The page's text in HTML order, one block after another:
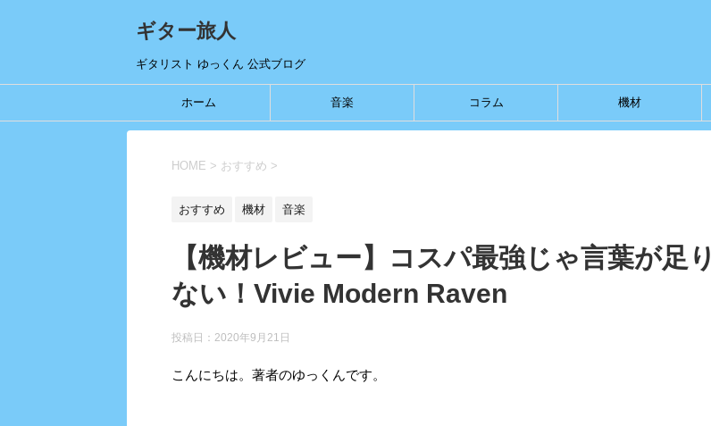
ギター旅人
ギタリスト ゆっくん 公式ブログ
ホーム 音楽 コラム 機材
HOME > おすすめ >
おすすめ 機材 音楽
【機材レビュー】コスパ最強じゃ言葉が足り
ない！Vivie Modern Raven
投稿日： 2020年9月21日
こんにちは。著者のゆっくんです。